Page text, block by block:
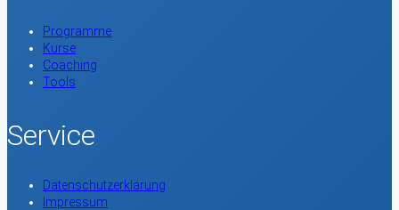
Programme
Kurse
Coaching
Tools
Service
Datenschutzerklärung
Impressum